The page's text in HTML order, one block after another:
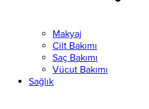
Makyaj
Cilt Bakımı
Saç Bakımı
Vücut Bakımı
Sağlık